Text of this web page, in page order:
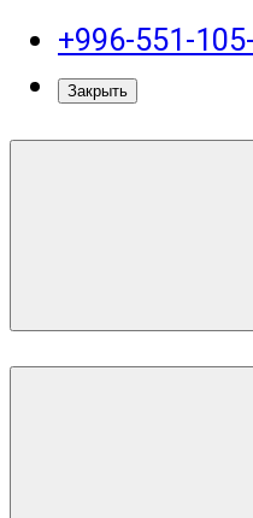
+996-551-
Закрыть